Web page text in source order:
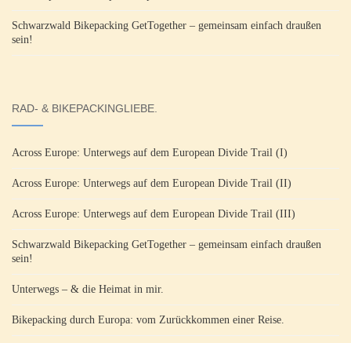
Schwarzwald Bikepacking GetTogether – gemeinsam einfach draußen
sein!
RAD- & BIKEPACKINGLIEBE.
Across Europe: Unterwegs auf dem European Divide Trail (I)
Across Europe: Unterwegs auf dem European Divide Trail (II)
Across Europe: Unterwegs auf dem European Divide Trail (III)
Schwarzwald Bikepacking GetTogether – gemeinsam einfach draußen
sein!
Unterwegs – & die Heimat in mir.
Bikepacking durch Europa: vom Zurückkommen einer Reise.